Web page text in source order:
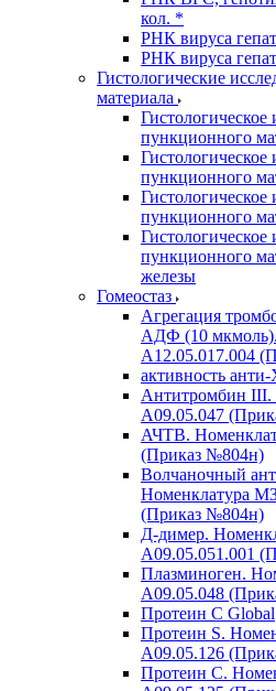
кол. *
РНК вируса
РНК вируса
Гистологические
материала
Гистологическое
пункционного
Гистологическое
пункционного
Гистологическое
пункционного
Гистологическое
пункционного
железы
Гомеостаз
Агрегация
АДФ (10
A12.05.017.004
активность
Антитромбин
A09.05.047
АЧТВ.
(Приказ №804н)
Волчаночный
Номенклатура
(Приказ №804н)
Д-димер.
A09.05.051.001
Плазминоген.
A09.05.048
Протеин C Global
Протеин S.
A09.05.126
Протеин С.